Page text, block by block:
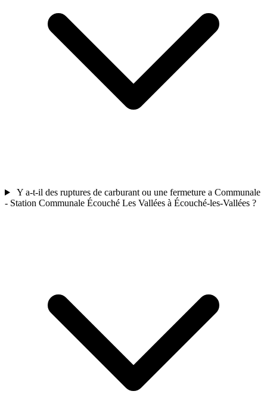
Y a-t-il des ruptures de carburant ou une fermeture a Communale
- Station Communale Écouché Les Vallées à Écouché-les-Vallées ?